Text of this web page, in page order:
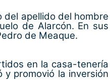
del apellido del hombre
de Alarcón. En sus
de Meaque.
en la casa-tenería
y promovió la inversión